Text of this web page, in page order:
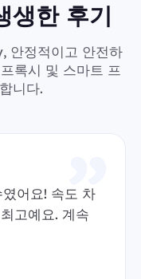
생한 후기
안정적이고 안전하
록시 및 스마트 프
니다.
어요! 속도 차
고예요. 계속